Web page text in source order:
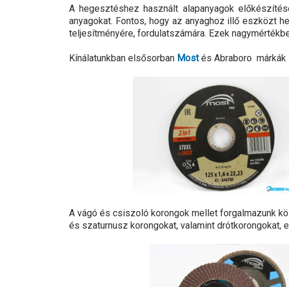
A hegesztéshez használt alapanyagok
anyagokat. Fontos, hogy az anyaghoz illő eszközt
teljesítményére, fordulatszámára. Ezek
Kínálatunkban elsősorban Mostés Abraboro márkák
A vágó és csiszoló korongok mellet forgalmazunk
és szaturnusz korongokat, valamint drótkorongokat,